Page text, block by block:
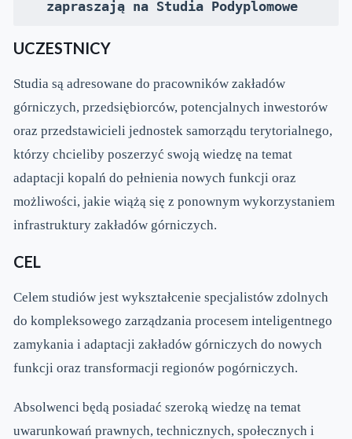
zapraszają na Studia Podyplomowe
UCZESTNICY
Studia są adresowane do pracowników zakładów
górniczych, przedsiębiorców, potencjalnych inwestorów
oraz przedstawicieli jednostek samorządu terytorialnego,
którzy chcieliby poszerzyć swoją wiedzę na temat
adaptacji kopalń do pełnienia nowych funkcji oraz
możliwości, jakie wiążą się z ponownym wykorzystaniem
infrastruktury zakładów górniczych.
CEL
Celem studiów jest wykształcenie specjalistów zdolnych
do kompleksowego zarządzania procesem inteligentnego
zamykania i adaptacji zakładów górniczych do nowych
funkcji oraz transformacji regionów pogórniczych.
Absolwenci będą posiadać szeroką wiedzę na temat
uwarunkowań prawnych, technicznych, społecznych i